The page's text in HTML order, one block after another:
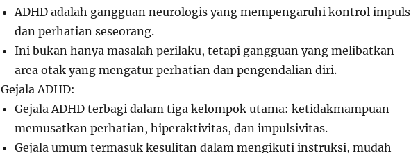
ADHD adalah gangguan neurologis yang mempengaruhi kontrol impuls
dan perhatian seseorang.
Ini bukan hanya masalah perilaku, tetapi gangguan yang melibatkan
area otak yang mengatur perhatian dan pengendalian diri.
Gejala ADHD:
Gejala ADHD terbagi dalam tiga kelompok utama: ketidakmampuan
memusatkan perhatian, hiperaktivitas, dan impulsivitas.
Gejala umum termasuk kesulitan dalam mengikuti instruksi, mudah